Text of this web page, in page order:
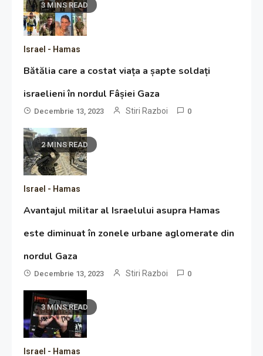
3 MINS READ
Israel - Hamas
Bătălia care a costat viața a șapte soldați
israelieni în nordul Fâșiei Gaza
Decembrie 13, 2023 Stiri Razboi 0
2 MINS READ
Israel - Hamas
Avantajul militar al Israelului asupra Hamas
este diminuat în zonele urbane aglomerate din
nordul Gaza
Decembrie 13, 2023 Stiri Razboi 0
3 MINS READ
Israel - Hamas